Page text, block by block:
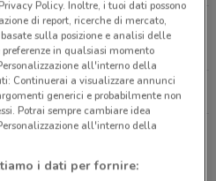
Tutti i negozi Compass
Compass e i
Policy. Inoltre, i tuoi dati possono
di report, ricerche di mercato,
sulla posizione e analisi delle
in qualsiasi momento
all'interno della
Continuerai a visualizzare annunci
generici e probabilmente non
Potrai sempre cambiare idea
all'interno della
i dati per fornire: